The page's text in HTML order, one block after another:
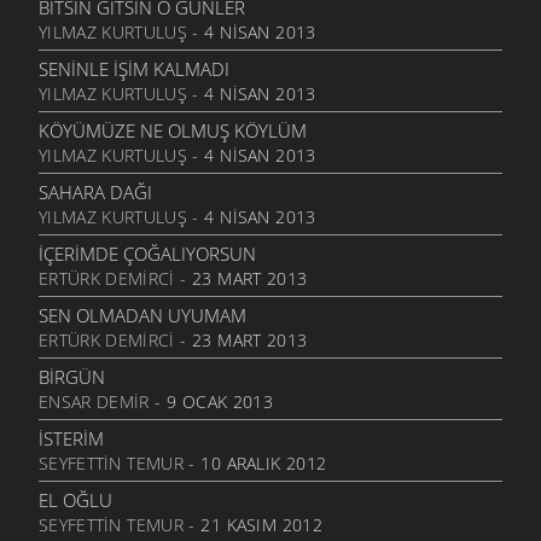
14 OCAK 2010
KELEPÇE VURMUŞLAR SULARIMIZA
7 OCAK 2010
BIR TOPRAĞIM
2 OCAK 2010
SONSUZ SEVGI
28 ARALIK 2009
YILLANIYORSUN
22 ARALIK 2009
KIM BILIR
10 ARALIK 2009
BANA YAZIK
10 ARALIK 2009
AĞLARIM
3 ARALIK 2009
GITSEN NE OLUR ?
3 ARALIK 2009
BIR TÜRLÜ
MANILER - 6 EYLÜL 2006
BIR BEYAZ
MANILER- 6 EYLÜL 2006
ÜZÜMÜ
MANILER - 6 EYLÜL 2006
TOMBALAK KEDI
ÖYKÜLER- 19 TEMMUZ 2006
KAR YAĞAR SAÇAKLARA
MANILER- 2 HAZIRAN 2006
YOLLADIM YARI YOLA
MANILER
YARADANA
MANILER
TERSİNE Mİ
MANILER- 2 HAZIRAN 2006
ELE BENI
BITSIN GITSIN O GÜNLER
YILMAZ KURTULUŞ - 4 NISAN 2013
SENINLE İŞIM KALMADI
YILMAZ KURTULUŞ - 4 NISAN 2013
KÖYÜMÜZE NE OLMUŞ KÖYLÜM
YILMAZ KURTULUŞ - 4 NISAN 2013
SAHARA DAĞI
YILMAZ KURTULUŞ - 4 NISAN 2013
İÇERIMDE ÇOĞALIYORSUN
ERTÜRK DEMIRCI - 23 MART 2013
SEN OLMADAN UYUMAM
ERTÜRK DEMIRCI - 23 MART 2013
BIRGÜN
ENSAR DEMIR - 9 OCAK 2013
İSTERIM
SEYFETTIN TEMUR- 10 ARALIK 2012
EL OĞLU
SEYFETTIN TEMUR- 21 KASIM 2012